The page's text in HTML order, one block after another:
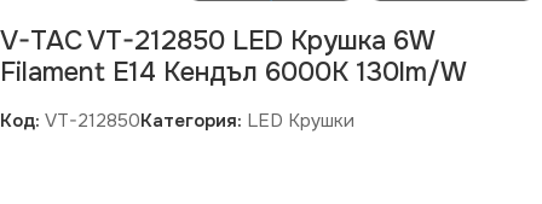
V-TAC VT-212850 LED Крушка 6W
Filament E14 Кендъл 6000К 130lm/W
Код: VT-212850Категория: LED Крушки